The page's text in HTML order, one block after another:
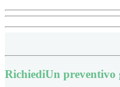
RichiediUn